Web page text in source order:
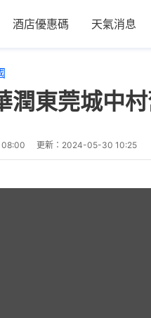
酒店優惠碼 天氣消息
潤東莞城中
更新： 2024-05-30 10:25